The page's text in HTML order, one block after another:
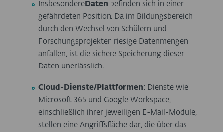
Insbesondere Daten befinden sich in einer
gefährdeten Position. Da im Bildungsbereich
durch den Wechsel von Schülern und
Forschungsprojekten riesige Datenmengen
anfallen, ist die sichere Speicherung dieser
Daten unerlässlich.
Cloud-Dienste/Plattformen: Dienste wie
Microsoft 365 und Google Workspace,
einschließlich ihrer jeweiligen E-Mail-Module,
stellen eine Angriffsfläche dar, die über das